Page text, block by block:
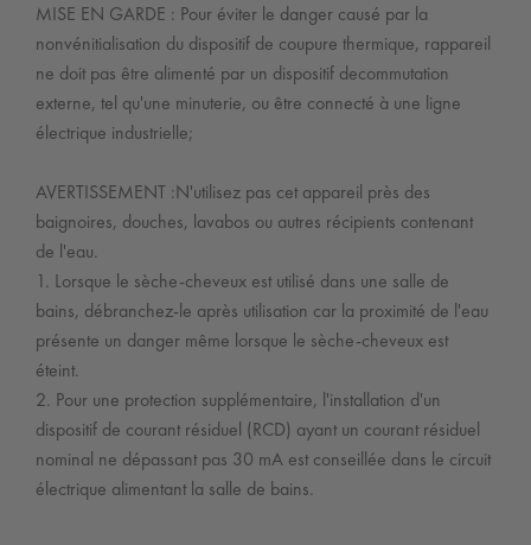
MISE EN GARDE : Pour éviter le danger causé par la
nonvénitialisation du dispositif de coupure thermique, rappareil
ne doit pas être alimenté par un dispositif decommutation
externe, tel qu'une minuterie, ou être connecté à une ligne
électrique industrielle;
AVERTISSEMENT :N'utilisez pas cet appareil près des
baignoires, douches, lavabos ou autres récipients contenant
de l'eau.
1. Lorsque le sèche-cheveux est utilisé dans une salle de
bains, débranchez-le après utilisation car la proximité de l'eau
présente un danger même lorsque le sèche-cheveux est
éteint.
2. Pour une protection supplémentaire, l'installation d'un
dispositif de courant résiduel (RCD) ayant un courant résiduel
nominal ne dépassant pas 30 mA est conseillée dans le circuit
électrique alimentant la salle de bains.